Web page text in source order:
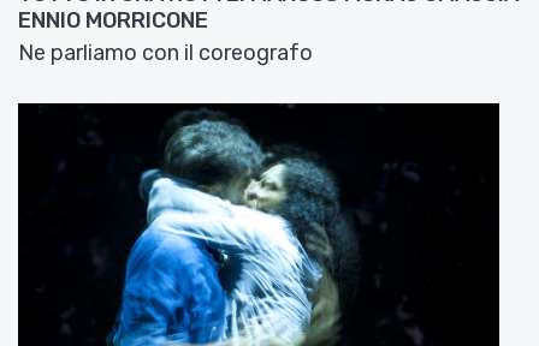
ENNIO MORRICONE
Ne parliamo con il coreografo